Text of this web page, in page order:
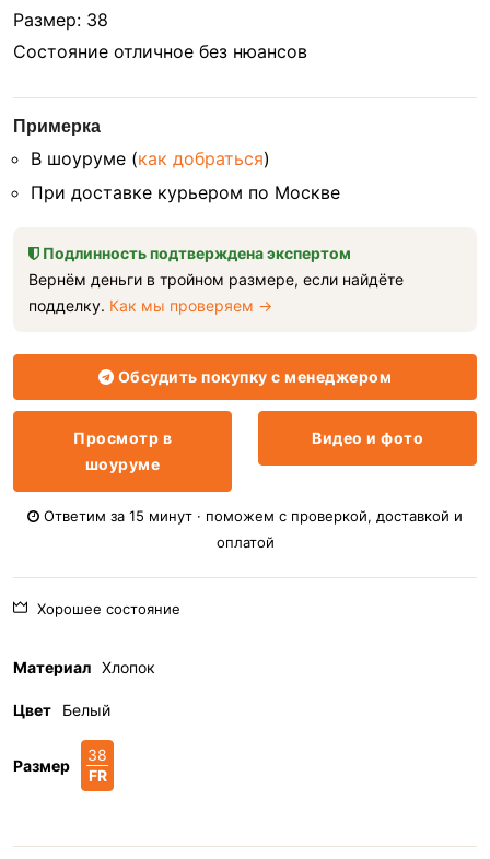
Размер: 38
Состояние отличное без нюансов
Примерка
В шоуруме (как добраться)
При доставке курьером по Москве
Подлинность подтверждена экспертом
Вернём деньги в тройном размере, если найдёте
подделку. Как мы проверяем →
Обсудить покупку с менеджером
Просмотр в
шоуруме
Видео и фото
Ответим за 15 минут · поможем с проверкой, доставкой и
оплатой
Хорошее состояние
Материал Хлопок
Цвет Белый
Размер
38
FR